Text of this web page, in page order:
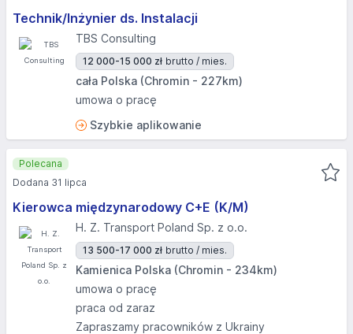
Technik/Inżynier ds. Instalacji
TBS Consulting
12 000-15 000 zł brutto / mies.
cała Polska (Chromin - 227km)
umowa o pracę
Szybkie aplikowanie
Kierowca międzynarodowy C+E (K/M)
H. Z. Transport Poland Sp. z o.o.
13 500-17 000 zł brutto / mies.
Kamienica Polska (Chromin - 234km)
umowa o pracę
praca od zaraz
Zapraszamy pracowników z Ukrainy
Polecana
Dodana 31 lipca